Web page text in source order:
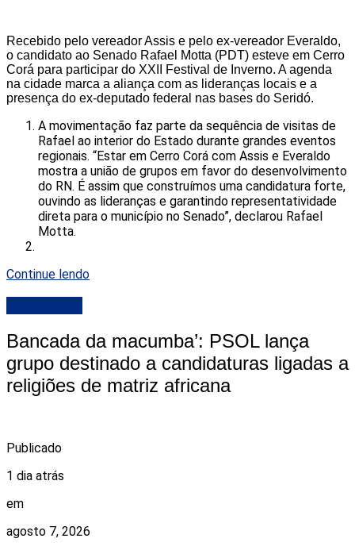
Recebido pelo vereador Assis e pelo ex-vereador Everaldo,
o candidato ao Senado Rafael Motta (PDT) esteve em Cerro
Corá para participar do XXII Festival de Inverno. A agenda
na cidade marca a aliança com as lideranças locais e a
presença do ex-deputado federal nas bases do Seridó.
A movimentação faz parte da sequência de visitas de
Rafael ao interior do Estado durante grandes eventos
regionais. “Estar em Cerro Corá com Assis e Everaldo
mostra a união de grupos em favor do desenvolvimento
do RN. É assim que construímos uma candidatura forte,
ouvindo as lideranças e garantindo representatividade
direta para o município no Senado”, declarou Rafael
Motta.
Continue lendo
Bancada da macumba’: PSOL lança
grupo destinado a candidaturas ligadas a
religiões de matriz africana
Publicado
1 dia atrás
em
agosto 7, 2026